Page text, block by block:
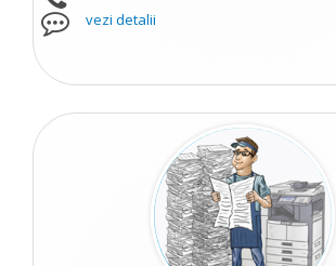
vezi detalii